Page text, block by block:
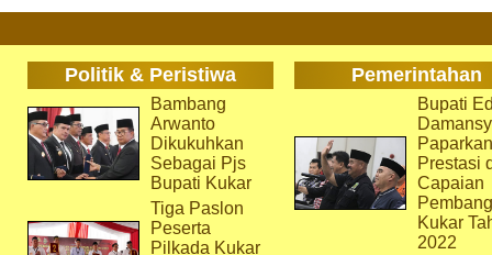
Politik & Peristiwa Pemerintahan
Bambang
Arwanto
Dikukuhkan
Sebagai Pjs
Bupati Kukar
Tiga Paslon
Peserta
Pilkada Kukar
Bupati
Paparkan
Prestasi
Capaian
Kukar
2022